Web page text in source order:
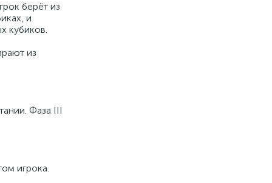
берёт из
и
кубиков.
из
Фаза III
игрока.